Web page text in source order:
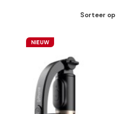
Sorteer op
NIEUW